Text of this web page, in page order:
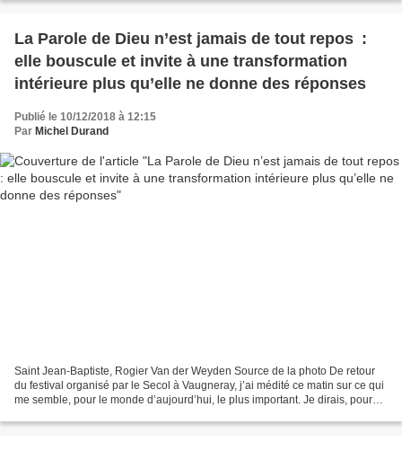
La Parole de Dieu n’est jamais de tout repos :
elle bouscule et invite à une transformation
intérieure plus qu’elle ne donne des réponses
Publié le 10/12/2018 à 12:15
Par Michel Durand
Saint Jean-Baptiste, Rogier Van der Weyden Source de la photo De retour
du festival organisé par le Secol à Vaugneray, j’ai médité ce matin sur ce qui
me semble, pour le monde d’aujourd’hui, le plus important. Je dirais, pour